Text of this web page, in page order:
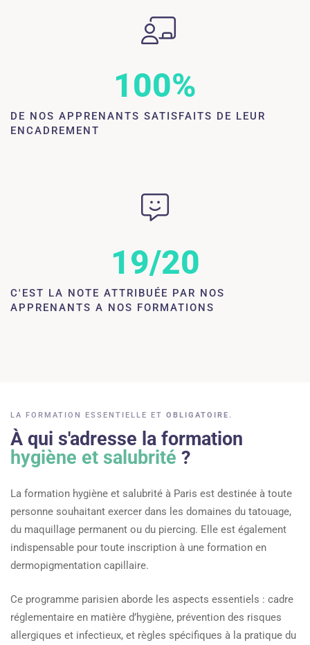
DE NOS APPRENANTS SATISFAITS DE LEUR
ENCADREMENT
100%
C'EST LA NOTE ATTRIBUÉE PAR NOS
APPRENANTS A NOS FORMATIONS
19/20
LA FORMATION ESSENTIELLE ET OBLIGATOIRE .
À qui s'adresse la formation
hygiène et salubrité ?
La formation hygiène et salubrité à Paris est destinée à toute
personne souhaitant exercer dans les domaines du tatouage,
du maquillage permanent ou du piercing. Elle est également
indispensable pour toute inscription à une formation en
dermopigmentation capillaire.
Ce programme parisien aborde les aspects essentiels : cadre
réglementaire en matière d’hygiène, prévention des risques
allergiques et infectieux, et règles spécifiques à la pratique du